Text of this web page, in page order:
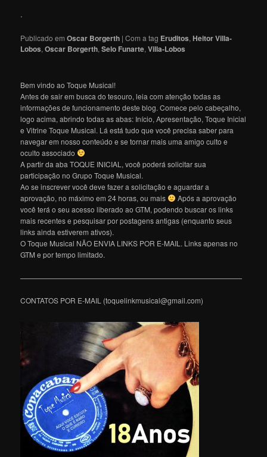
.
Publicado em Oscar Borgerth |Com a tag Eruditos,Heitor Villa-
Lobos,Oscar Borgerth,Selo Funarte,Villa-Lobos
Bem vindo ao Toque Musical!
Antes de sair em busca do tesouro, leia com atenção todas as
informações de funcionamento deste blog. Comece pelo cabeçalho,
logo acima, abrindo todas as abas: Início, Apresentação, Toque Inicial
e Vitrine Toque Musical. Lá está tudo que você precisa saber para
navegar em nosso conteúdo e se tornar mais uma amigo culto e
oculto associado
A partir da aba TOQUE INICIAL, você poderá solicitar sua
participação no Grupo Toque Musical.
Ao se inscrever você deve fazer a solicitação e aguardar a
aprovação, no máximo em 24 horas, ou mais
Após a aprovação
você terá o seu acesso liberado ao GTM, podendo buscar os links
mais recentes e pesquisar por postagens antigas (enquanto seus
links ainda estiverem ativos).
O Toque Musical NÃO ENVIA LINKS POR E-MAIL. Links apenas no
GTM e por tempo limitado.
———————————————————————————————
CONTATOS POR E-MAIL (toquelinkmusical@gmail.com)